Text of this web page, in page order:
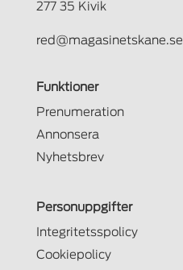
277 35 Kivik
red@magasinetskane.se
Funktioner
Prenumeration
Annonsera
Nyhetsbrev
Personuppgifter
Integritetsspolicy
Cookiepolicy